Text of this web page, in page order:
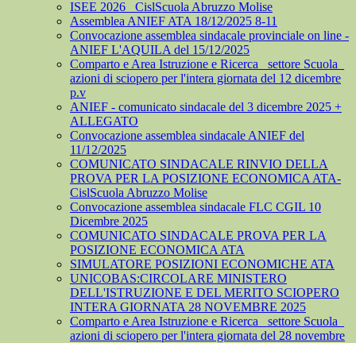
ISEE 2026_ CislScuola Abruzzo Molise
Assemblea ANIEF ATA 18/12/2025 8-11
Convocazione assemblea sindacale provinciale on line -
ANIEF L'AQUILA del 15/12/2025
Comparto e Area Istruzione e Ricerca_ settore Scuola_
azioni di sciopero per l'intera giornata del 12 dicembre
p.v
ANIEF - comunicato sindacale del 3 dicembre 2025 +
ALLEGATO
Convocazione assemblea sindacale ANIEF del
11/12/2025
COMUNICATO SINDACALE RINVIO DELLA
PROVA PER LA POSIZIONE ECONOMICA ATA-
CislScuola Abruzzo Molise
Convocazione assemblea sindacale FLC CGIL 10
Dicembre 2025
COMUNICATO SINDACALE PROVA PER LA
POSIZIONE ECONOMICA ATA
SIMULATORE POSIZIONI ECONOMICHE ATA
UNICOBAS:CIRCOLARE MINISTERO
DELL'ISTRUZIONE E DEL MERITO SCIOPERO
INTERA GIORNATA 28 NOVEMBRE 2025
Comparto e Area Istruzione e Ricerca_ settore Scuola_
azioni di sciopero per l'intera giornata del 28 novembre